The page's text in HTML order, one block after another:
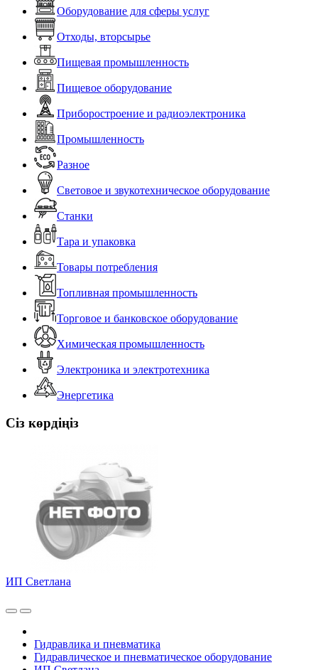
Оборудование для сферы услуг
Отходы, вторсырье
Пищевая промышленность
Пищевое оборудование
Приборостроение и радиоэлектроника
Промышленность
Разное
Световое и звукотехническое оборудование
Станки
Тара и упаковка
Товары потребления
Топливная промышленность
Торговое и банковское оборудование
Химическая промышленность
Электроника и электротехника
Энергетика
Сіз көрдіңіз
ИП Светлана
Гидравлика и пневматика
Гидравлическое и пневматическое оборудование